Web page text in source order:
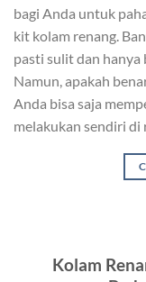
bagi Anda untuk
kit kolam renang.
pasti sulit dan hanya
Namun, apakah
Anda bisa saja
melakukan sendiri di
Kolam